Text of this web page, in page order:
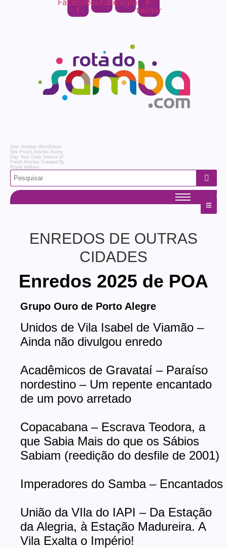
f
twitter
Just Another WordPress
Site Fresh Articles Every
Day Your Daily Source of
Fresh Articles Created By
Royal Addons
ENREDOS DE OUTRAS
CIDADES
Enredos 2025 de POA
Grupo Ouro de Porto Alegre
Unidos de Vila Isabel de Viamão –
Ainda não divulgou enredo
Acadêmicos de Gravataí – Paraíso
nordestino – Um repente encantado
de um povo arretado
Copacabana – Escrava Teodora, a
que Sabia Mais do que os Sábios
Sabiam (reedição do desfile de 2001)
Imperadores do Samba – Encantados
União da VIla do IAPI – Da Estação
da Alegria, à Estação Madureira. A
Vila Exalta o Império!